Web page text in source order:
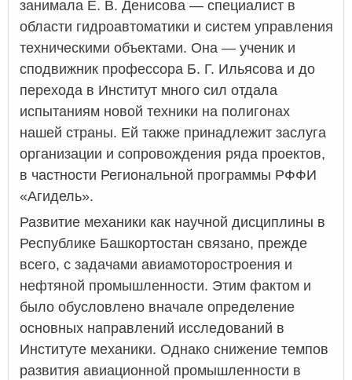
занимала Е. В. Денисова — специалист в
области гидроавтоматики и систем управления
техническими объектами. Она — ученик и
сподвижник профессора Б. Г. Ильясова и до
перехода в Институт много сил отдала
испытаниям новой техники на полигонах
нашей страны. Ей также принадлежит заслуга
организации и сопровождения ряда проектов,
в частности Региональной программы РФФИ
«Агидель».
Развитие механики как научной дисциплины в
Республике Башкортостан связано, прежде
всего, с задачами авиамоторостроения и
нефтяной промышленности. Этим фактом и
было обусловлено вначале определение
основных направлений исследований в
Институте механики. Однако снижение темпов
развития авиационной промышленности в